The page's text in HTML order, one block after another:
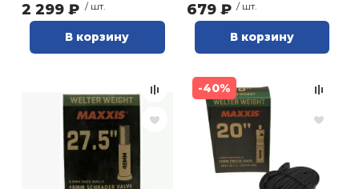
2 299 ₽ / шт.
В корзину
679 ₽ / шт.
В корзину
-40%